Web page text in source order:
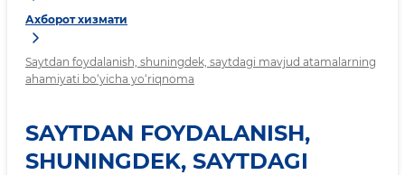
Ахборот хизмати
Saytdan foydalanish, shuningdek, saytdagi mavjud atamalarning
ahamiyati bo‘yicha yo‘riqnoma
SAYTDAN FOYDALANISH,
SHUNINGDEK, SAYTDAGI